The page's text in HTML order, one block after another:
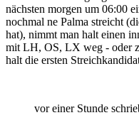
nächsten morgen um 06:00
nochmal ne Palma streicht
hat), nimmt man halt einen
mit LH, OS, LX weg - oder
halt die ersten
vor einer Stunde